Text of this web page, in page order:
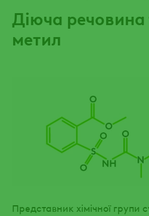
Діюча
метил
Представник хімічної групи